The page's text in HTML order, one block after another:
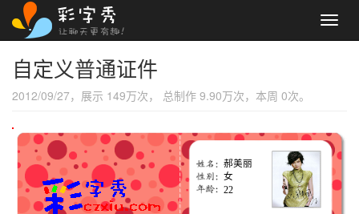
自定义普通证件
2012/09/27，展示 149万次， 总制作 9.90万次，本周 0次。
郝美丽
女
22